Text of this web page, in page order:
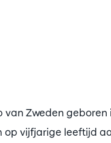
van Zweden
vijfjarige leeftijd